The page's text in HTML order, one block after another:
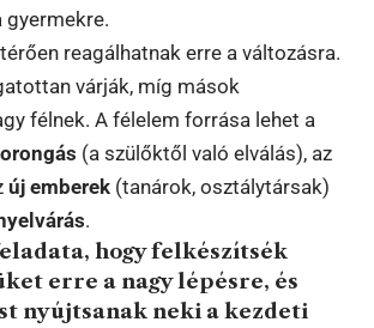
gyermekre.
reagálhatnak erre a változásra.
várják, míg mások
félnek. A félelem forrása lehet a
(a szülőktől való elválás), az
új emberek (tanárok, osztálytársak)
.
hogyfelkészítsék
erre a nagy lépésre, és
nyújtsanakneki a kezdeti